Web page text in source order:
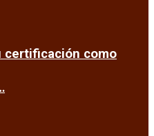
certificación como